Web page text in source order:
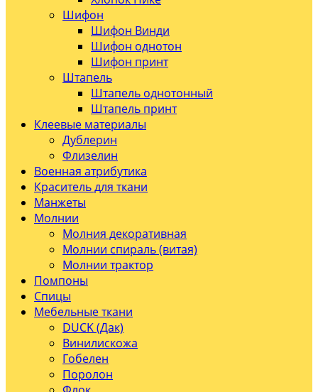
Шифон
Шифон Винди
Шифон однотон
Шифон принт
Штапель
Штапель однотонный
Штапель принт
Клеевые материалы
Дублерин
Флизелин
Военная атрибутика
Краситель для ткани
Манжеты
Молнии
Молния декоративная
Молнии спираль (витая)
Молнии трактор
Помпоны
Спицы
Мебельные ткани
DUCK (Дак)
Винилискожа
Гобелен
Поролон